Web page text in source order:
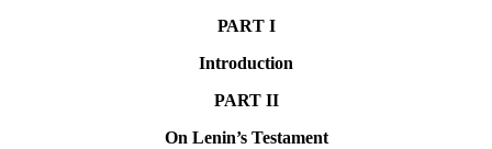
РАRТ I
Introduction
PART II
On Lenin’s Testament